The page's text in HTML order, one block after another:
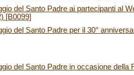
del Santo Padre ai partecipanti al
[B0099]
del Santo Padre per il 30°
del Santo Padre in occasione della